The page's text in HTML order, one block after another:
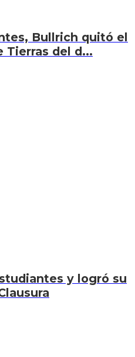
Bullrich quitó el
Tierras del d...
y logró su